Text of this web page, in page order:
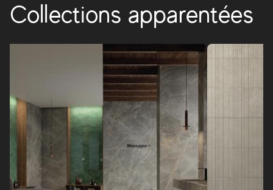
Collections apparentées